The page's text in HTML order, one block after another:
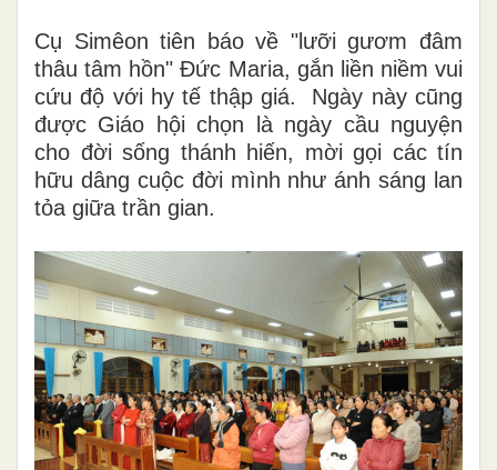
Cụ Simêon tiên báo về "lưỡi gươm đâm
thâu tâm hồn" Đức Maria, gắn liền niềm vui
cứu độ với hy tế thập giá. Ngày này cũng
được Giáo hội chọn là ngày cầu nguyện
cho đời sống thánh hiến, mời gọi các tín
hữu dâng cuộc đời mình như ánh sáng lan
tỏa giữa trần gian.